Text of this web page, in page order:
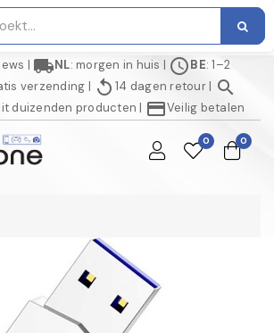
| local_shippingNL: morgen in huis | scheduleBE: 1–2
verzending | replay 14 dagen retour| search
duizenden producten | credit_cardVeilig betalen
0 0